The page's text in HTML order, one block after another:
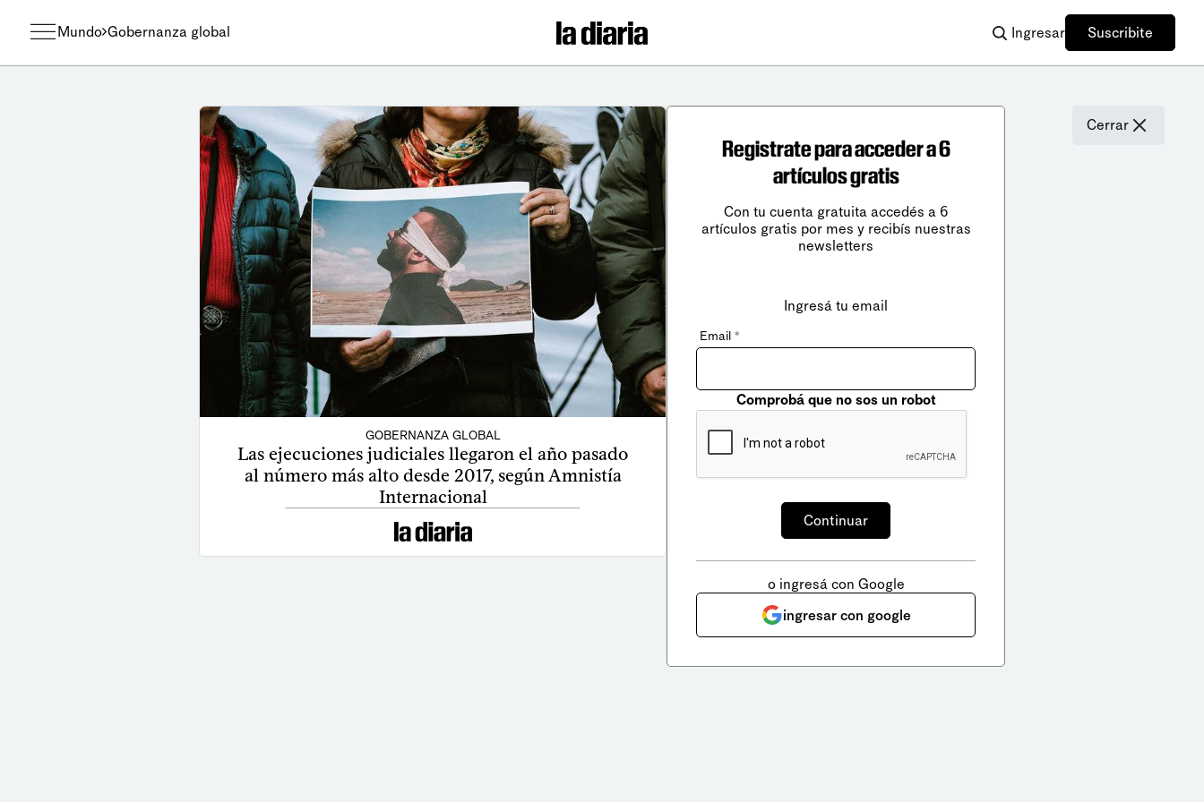
Mundo Gobernanza global Ingresar Suscribite
GOBERNANZA GLOBAL
Las ejecuciones judiciales llegaron el año pasado
al número más alto desde 2017, según Amnistía
Internacional
Cerrar
Registrate para acceder a 6
artículos gratis
Con tu cuenta gratuita accedés a 6
artículos gratis por mes y recibís nuestras
newsletters
Ingresá tu email
Email *
Comprobá que no sos un robot
o ingresá con Google
ingresar con google